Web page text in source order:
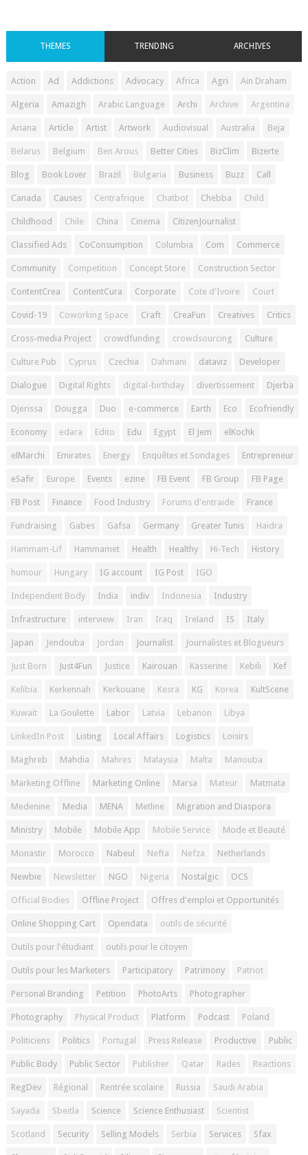
THEMES TRENDING ARCHIVES
Action Ad Addictions Advocacy Africa Agri Ain Draham
Algeria Amazigh Arabic Language Archi Archive Argentina
Ariana Article Artist Artwork Audiovisual Australia Beja
Belarus Belgium Ben Arous Better Cities BizClim Bizerte
Blog Book Lover Brazil Bulgaria Business Buzz Call
Canada Causes Centrafrique Chatbot Chebba Child
Childhood Chile China Cinema CitizenJournalist
Classified Ads CoConsumption Columbia Com Commerce
Community Competition Concept Store Construction Sector
ContentCrea ContentCura Corporate Cote d'Ivoire Court
Covid-19 Coworking Space Craft CreaFun Creatives Critics
Cross-media Project crowdfunding crowdsourcing Culture
Culture Pub Cyprus Czechia Dahmani dataviz Developer
Dialogue Digital Rights digital-birthday divertissement Djerba
Djerissa Dougga Duo e-commerce Earth Eco Ecofriendly
Economy edara Edito Edu Egypt El Jem elKochk
elMarchi Emirates Energy Enquêtes et Sondages Entrepreneur
eSafir Europe Events ezine FB Event FB Group FB Page
FB Post Finance Food Industry Forums d'entraide France
Fundraising Gabes Gafsa Germany Greater Tunis Haidra
Hammam-Lif Hammamet Health Healthy Hi-Tech History
humour Hungary IG account IG Post IGO
Independent Body India indiv Indonesia Industry
Infrastructure interview Iran Iraq Ireland IS Italy
Japan Jendouba Jordan Journalist Journalistes et Blogueurs
Just Born Just4Fun Justice Kairouan Kasserine Kebili Kef
Kelibia Kerkennah Kerkouane Kesra KG Korea KultScene
Kuwait La Goulette Labor Latvia Lebanon Libya
LinkedIn Post Listing Local Affairs Logistics Loisirs
Maghreb Mahdia Mahres Malaysia Malta Manouba
Marketing Offline Marketing Online Marsa Mateur Matmata
Medenine Media MENA Metline Migration and Diaspora
Ministry Mobile Mobile App Mobile Service Mode et Beauté
Monastir Morocco Nabeul Nefta Nefza Netherlands
Newbie Newsletter NGO Nigeria Nostalgic OCS
Official Bodies Offline Project Offres d'emploi et Opportunités
Online Shopping Cart Opendata outils de sécurité
Outils pour l'étudiant outils pour le citoyen
Outils pour les Marketers Participatory Patrimony Patriot
Personal Branding Petition PhotoArts Photographer
Photography Physical Product Platform Podcast Poland
Politiciens Politics Portugal Press Release Productive Public
Public Body Public Sector Publisher Qatar Rades Reactions
RegDev Régional Rentrée scolaire Russia Saudi Arabia
Sayada Sbeitla Science Science Enthusiast Scientist
Scotland Security Selling Models Serbia Services Sfax